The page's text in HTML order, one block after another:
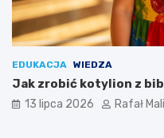
EDUKACJA WIEDZA
Jak zrobić kotylion z
13 lipca 2026 Rafał